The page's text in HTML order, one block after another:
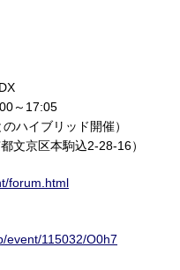
DX
～17:05
ハイブリッド開催）
文京区本駒込2-28-16）
forum.html
event/115032/O0h7